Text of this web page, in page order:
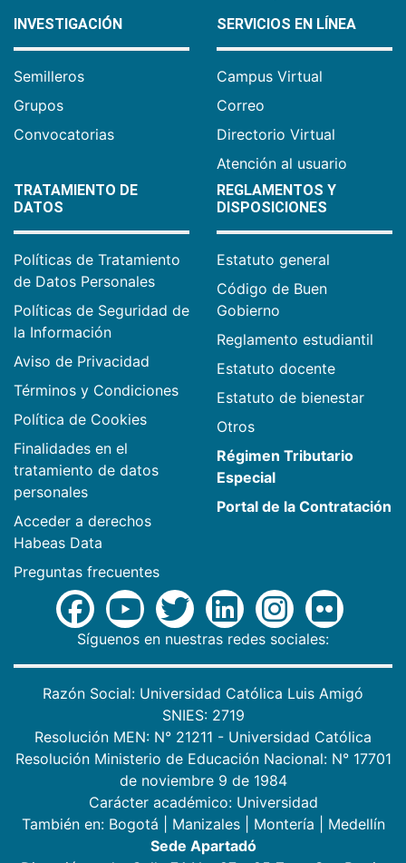
INVESTIGACIÓN
Semilleros
Grupos
Convocatorias
SERVICIOS EN LÍNEA
Campus Virtual
Correo
Directorio Virtual
Atención al usuario
TRATAMIENTO DE
DATOS
Políticas de Tratamiento
de Datos Personales
Políticas de Seguridad de
la Información
Aviso de Privacidad
Términos y Condiciones
Política de Cookies
Finalidades en el
tratamiento de datos
personales
Acceder a derechos
Habeas Data
Preguntas frecuentes
REGLAMENTOS Y
DISPOSICIONES
Estatuto general
Código de Buen
Gobierno
Reglamento estudiantil
Estatuto docente
Estatuto de bienestar
Otros
Régimen Tributario
Especial
Portal de la Contratación
Síguenos en nuestras redes sociales:
Razón Social: Universidad Católica Luis Amigó
SNIES: 2719
Resolución MEN: N° 21211 - Universidad Católica
Resolución Ministerio de Educación Nacional: N° 17701
de noviembre 9 de 1984
Carácter académico: Universidad
También en: Bogotá Manizales| Montería
Medellín
Sede Apartadó